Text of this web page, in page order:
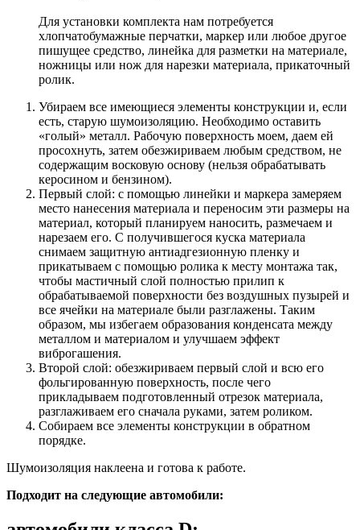
Для установки комплекта нам потребуется
хлопчатобумажные перчатки, маркер или любое другое
пишущее средство, линейка для разметки на материале,
ножницы или нож для нарезки материала, прикаточный
ролик.
Убираем все имеющиеся элементы конструкции и, если
есть, старую шумоизоляцию. Необходимо оставить
«голый» металл. Рабочую поверхность моем, даем ей
просохнуть, затем обезжириваем любым средством, не
содержащим восковую основу (нельзя обрабатывать
керосином и бензином).
Первый слой: с помощью линейки и маркера замеряем
место нанесения материала и переносим эти размеры на
материал, который планируем наносить, размечаем и
нарезаем его. С получившегося куска материала
снимаем защитную антиадгезионную пленку и
прикатываем с помощью ролика к месту монтажа так,
чтобы мастичный слой полностью прилип к
обрабатываемой поверхности без воздушных пузырей и
все ячейки на материале были разглажены. Таким
образом, мы избегаем образования конденсата между
металлом и материалом и улучшаем эффект
виброгашения.
Второй слой: обезжириваем первый слой и всю его
фольгированную поверхность, после чего
прикладываем подготовленный отрезок материала,
разглаживаем его сначала руками, затем роликом.
Собираем все элементы конструкции в обратном
порядке.
Шумоизоляция наклеена и готова к работе.
Подходит на следующие автомобили: